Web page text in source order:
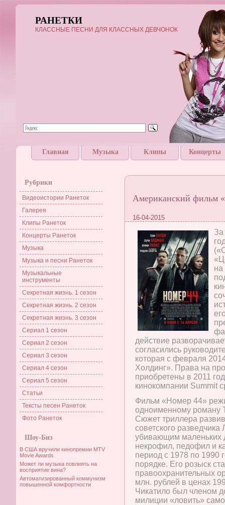
РАНЕТКИ
КЛАССНЫЕ ПЕСНИ ДЛЯ КЛАССНЫХ ДЕВЧОНОК
Главная Музыка Клипы Концерты
Рубрики
Видеоистории Ранеток
Галерея
Клипы Ранеток
Концерты Ранеток
Музыка
Музыка и песни Ранеток
Музыкальные
инструменты
Секретная жизнь. 1 сезон
Секретная жизнь. 2 сезон
Секретная жизнь. 3 сезон
Сериал 1 сезон
Сериал 2 сезон
Сериал 3 сезон
Сериал 4 сезон
Сериал 5 сезон
Статьи
Тексты песен Ранеток
Фото Ранеток
Шоу-Биз
В США вручили кинопремии MTV
Movie Awards
Может ли музыка повлиять на
восприятие вина?
Автоматизированный коммунизм
повышенной комфортности
Американский фильм
16-04-2015
За
на
действие
согласились
которая с февраля
Холдинг». Права на
приобретены в 2011
кинокомпании Summit
Фильм «Номер 44»
одноименному роману
Сюжет триллера
советского
убивающим маленьких
некрофил, педофил и
период с 1978 по 1990
порядке. Его розыск
правоохранительных
млн. рублей в ценах
Чикатило был членом
милиции «ловить»